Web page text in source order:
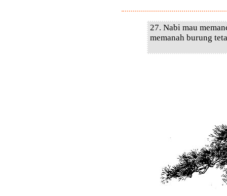
27. Nabi mau
memanah burung